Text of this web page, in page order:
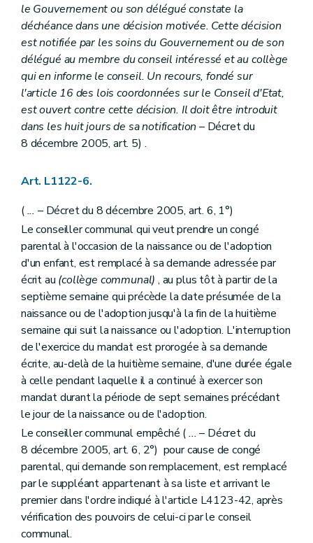
Art. L1332-7
Art. L1332-8
Art. L1332-9
Art. L1332-10
Art. L1332-11
Art. L1332-12
Art. L1332-13
Art. L1332-14
Art. L1332-15
Art. L1332-16
Art. L1332-17
Art. L1332-20
Art. L1332-22
Art. L1332-23
Art. L1332-24
Art. L1332-25
Art. L1332-26
Art. L1332-27
Art. L1332-28
Art. L1332-29
Art. L1332-30
Art. L1332-31
Livre IV Organes territoriaux intracommunaux
Titre premier Organisation des organes territoriaux intracommunaux
Chapitre premier Dispositions générales
Art. L1411-1
Chapitre II Les conseils de (secteur)
Section première Mode de désignation et statut des conseillers de (secteur)
Art. L1412-1
Section 2 Réunions, discussions et décisions des conseils de (secteur)
Art. L1412-2
Art. L1412-3
Section 3
Attributions
Art. L1412-4
Art. L1412-5
Art. L1412-6
le Gouvernement ou son délégué constate la
déchéance dans une décision motivée. Cette décision
est notifiée par les soins du Gouvernement ou de son
délégué au membre du conseil intéressé et au collège
qui en informe le conseil. Un recours, fondé sur
l'article 16 des lois coordonnées sur le Conseil d'Etat,
est ouvert contre cette décision. Il doit être introduit
dans les huit jours de sa notification – Décret du
8 décembre 2005, art. 5) .
Art. L1122-6.
(... – Décret du 8 décembre 2005, art. 6, 1°)
Le conseiller communal qui veut prendre un congé
parental à l'occasion de la naissance ou de l'adoption
d'un enfant, est remplacé à sa demande adressée par
écrit au (collège communal) , au plus tôt à partir de la
septième semaine qui précède la date présumée de la
naissance ou de l'adoption jusqu'à la fin de la huitième
semaine qui suit la naissance ou l'adoption. L'interruption
de l'exercice du mandat est prorogée à sa demande
écrite, au-delà de la huitième semaine, d'une durée égale
à celle pendant laquelle il a continué à exercer son
mandat durant la période de sept semaines précédant
le jour de la naissance ou de l'adoption.
Le conseiller communal empêché (...– Décret du
8 décembre 2005, art. 6, 2°) pour cause de congé
parental, qui demande son remplacement, est remplacé
par le suppléant appartenant à sa liste et arrivant le
premier dans l'ordre indiqué à l'article L4123-42, après
vérification des pouvoirs de celui-ci par le conseil
communal.